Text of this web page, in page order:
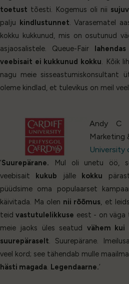
toetust tõesti. Kogemus oli nii sujuv
palju kindlustunnet . Varasematel
kokku kukkunud, mis on osutunud
asjaosalistele. Queue-Fair
veebisait ei kukkunud kokku . Kõik
nagu meie sisseastumiskonsultant
oleme kindlad, et tulevikus on meil
Andy C
Marketing
‘Suurepärane. Mul oli unetu öö,
veebisait kukub jälle kokku
püüdsime oma populaarset
käivitada. Ma olen nii rõõmus, et
teidvastutulelikkuse eest - on väga
meie jaoks üles seatud vähem kui
suurepäraselt. Suurepärane.
veel kord; see tähendab mulle
hästi magada. Legendaarne.’